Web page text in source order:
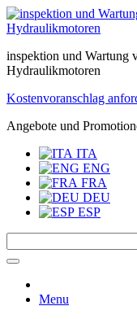
inspektion und Wartung
Hydraulikmotoren
Kostenvoranschlag
Angebote und
ITA
ENG
FRA
DEU
ESP
Menu